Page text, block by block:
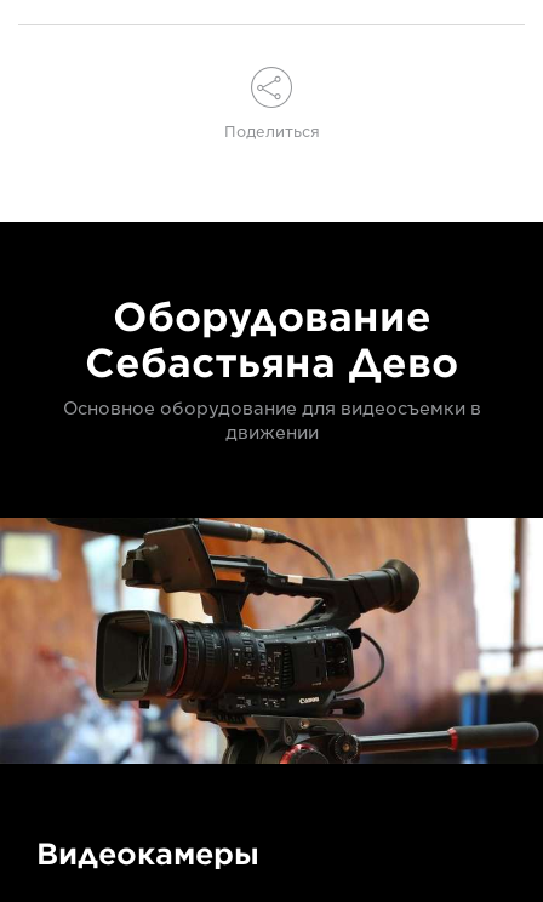
Поделиться
Оборудование
Себастьяна Дево
Основное оборудование для видеосъемки в
движении
Видеокамеры